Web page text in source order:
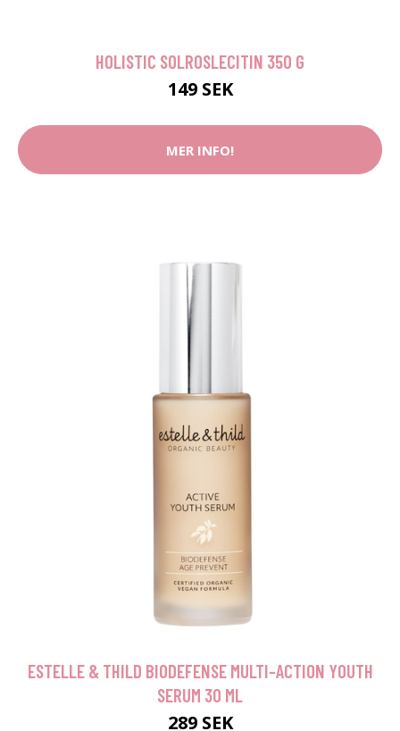
HOLISTIC SOLROSLECITIN 350 G
149 SEK
MER INFO!
ESTELLE & THILD BIODEFENSE MULTI-ACTION YOUTH
SERUM 30 ML
289 SEK